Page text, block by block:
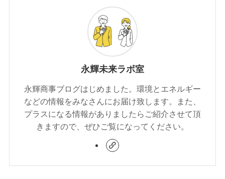
永輝未来ラボ室
永輝商事ブログはじめました。環境とエネルギー
などの情報をみなさんにお届け致します。また、
プラスになる情報がありましたらご紹介させて頂
きますので、ぜひご覧になってください。